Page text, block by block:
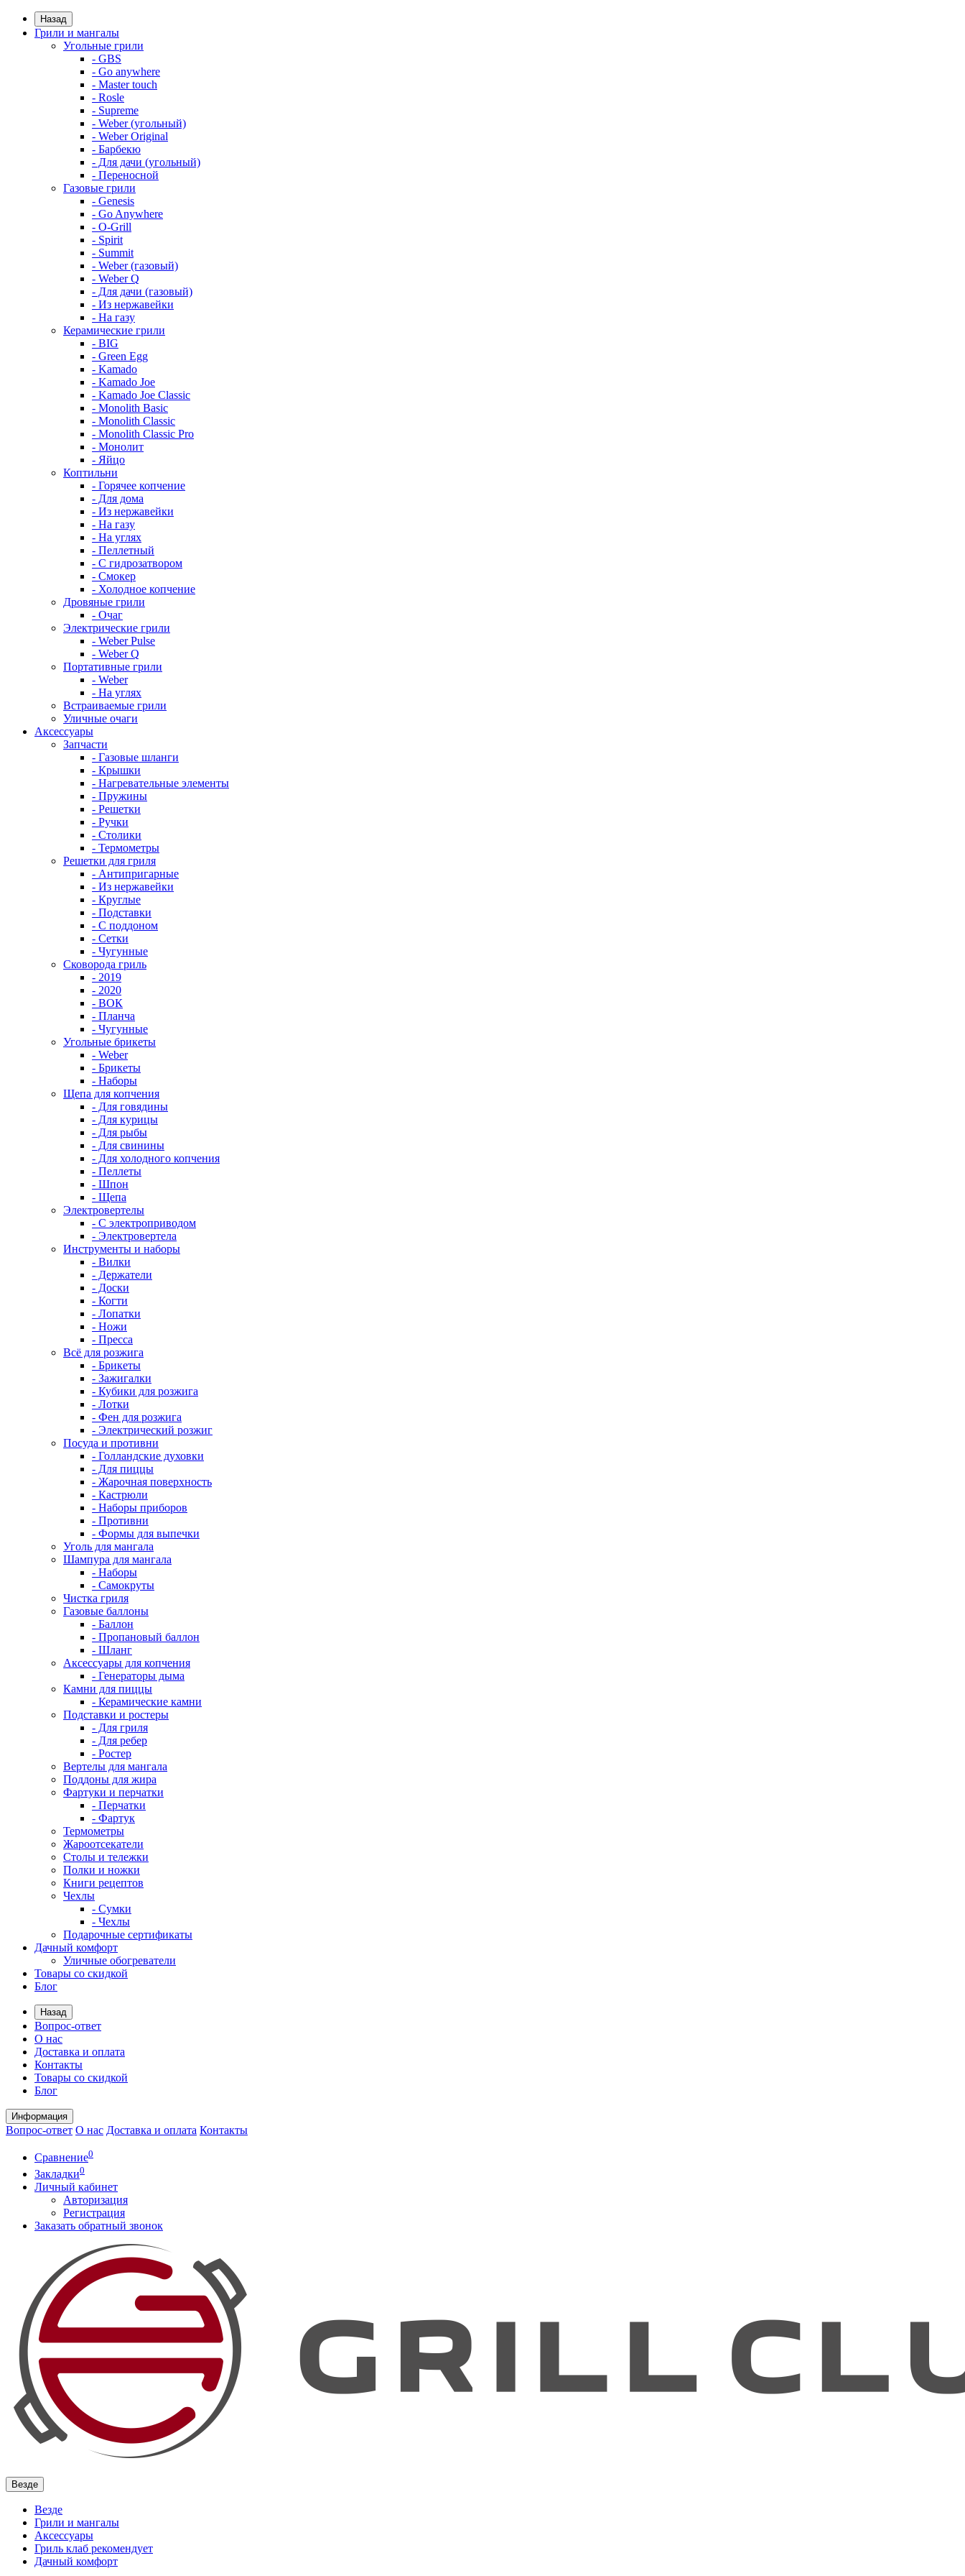
Назад
Грили и мангалы
Угольные грили
- GBS
- Go anywhere
- Master touch
- Rosle
- Supreme
- Weber (угольный)
- Weber Original
- Барбекю
- Для дачи (угольный)
- Переносной
Газовые грили
- Genesis
- Go Anywhere
- O-Grill
- Spirit
- Summit
- Weber (газовый)
- Weber Q
- Для дачи (газовый)
- Из нержавейки
- На газу
Керамические грили
- BIG
- Green Egg
- Kamado
- Kamado Joe
- Kamado Joe Classic
- Monolith Basic
- Monolith Classic
- Monolith Classic Pro
- Монолит
- Яйцо
Коптильни
- Горячее копчение
- Для дома
- Из нержавейки
- На газу
- На углях
- Пеллетный
- С гидрозатвором
- Смокер
- Холодное копчение
Дровяные грили
- Очаг
Электрические грили
- Weber Pulse
- Weber Q
Портативные грили
- Weber
- На углях
Встраиваемые грили
Уличные очаги
Аксессуары
Запчасти
- Газовые шланги
- Крышки
- Нагревательные элементы
- Пружины
- Решетки
- Ручки
- Столики
- Термометры
Решетки для гриля
- Антипригарные
- Из нержавейки
- Круглые
- Подставки
- С поддоном
- Сетки
- Чугунные
Сковорода гриль
- 2019
- 2020
- ВОК
- Планча
- Чугунные
Угольные брикеты
- Weber
- Брикеты
- Наборы
Щепа для копчения
- Для говядины
- Для курицы
- Для рыбы
- Для свинины
- Для холодного копчения
- Пеллеты
- Шпон
- Щепа
Электровертелы
- С электроприводом
- Электровертела
Инструменты и наборы
- Вилки
- Держатели
- Доски
- Когти
- Лопатки
- Ножи
- Пресса
Всё для розжига
- Брикеты
- Зажигалки
- Кубики для розжига
- Лотки
- Фен для розжига
- Электрический розжиг
Посуда и противни
- Голландские духовки
- Для пиццы
- Жарочная поверхность
- Кастрюли
- Наборы приборов
- Противни
- Формы для выпечки
Уголь для мангала
Шампура для мангала
- Наборы
- Самокруты
Чистка гриля
Газовые баллоны
- Баллон
- Пропановый баллон
- Шланг
Аксессуары для копчения
- Генераторы дыма
Камни для пиццы
- Керамические камни
Подставки и ростеры
- Для гриля
- Для ребер
- Ростер
Вертелы для мангала
Поддоны для жира
Фартуки и перчатки
- Перчатки
- Фартук
Термометры
Жароотсекатели
Столы и тележки
Полки и ножки
Книги рецептов
Чехлы
- Сумки
- Чехлы
Подарочные сертификаты
Дачный комфорт
Уличные обогреватели
Товары со скидкой
Блог
Назад
Вопрос-ответ
О нас
Доставка и оплата
Контакты
Товары со скидкой
Блог
Информация
Вопрос-ответ О нас Доставка и оплата Контакты
Сравнение0
Закладки0
Личный кабинет
Авторизация
Регистрация
Заказать обратный звонок
Везде
Везде
Грили и мангалы
Аксессуары
Гриль клаб рекомендует
Дачный комфорт